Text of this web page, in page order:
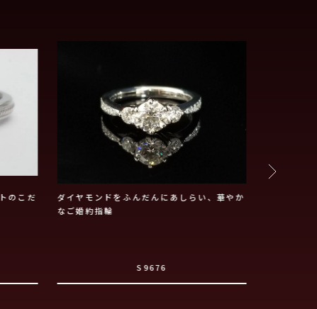
のこだ
ダイヤモンドをふんだんにあしらい、華やか
なご婚約指輪
S9676